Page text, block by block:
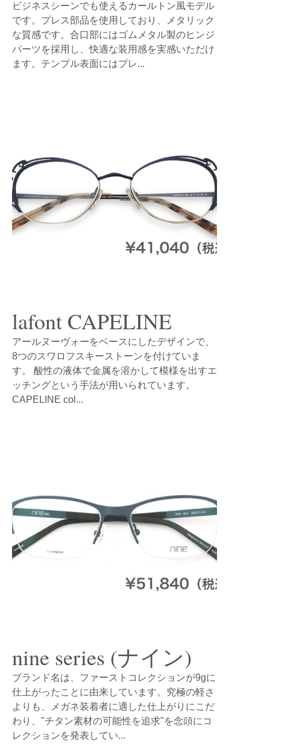
ビジネスシーンでも使えるカールトン風モデル
です。プレス部品を使用しており、メタリック
な質感です。合口部にはゴムメタル製のヒンジ
パーツを採用し、快適な装用感を実感いただけ
ます。テンプル表面にはプレ...
lafont CAPELINE
アールヌーヴォーをベースにしたデザインで、
8つのスワロフスキーストーンを付けていま
す。 酸性の液体で金属を溶かして模様を出すエ
ッチングという手法が用いられています。
CAPELINE col...
nine series (ナイン)
ブランド名は、ファーストコレクションが9gに
仕上がったことに由来しています。究極の軽さ
よりも、メガネ装着者に適した仕上がりにこだ
わり、"チタン素材の可能性を追求"を念頭にコ
レクションを発表してい...